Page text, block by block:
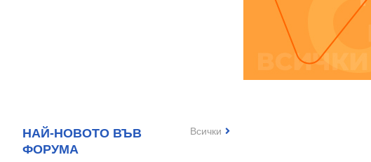
НАЙ-НОВОТО ВЪВ
ФОРУМА
Всички